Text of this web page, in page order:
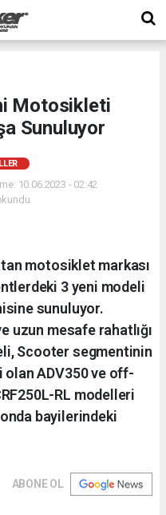
Motosikleti
Sunuluyor
10.06.2023 - 02:42
motosiklet markası
3 yeni modeli
sunuluyor.
uzun mesafe rahatlığı
Scooter segmentinin
olan ADV350 ve off-
RL modelleri
bayilerindeki
ABONE OL